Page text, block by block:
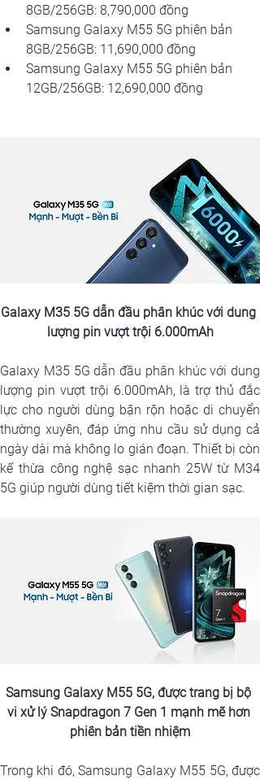
8GB/256GB: 8,790,000 đồng
Samsung Galaxy M55 5G phiên bản
8GB/256GB: 11,690,000 đồng
Samsung Galaxy M55 5G phiên bản
12GB/256GB: 12,690,000 đồng
Galaxy M35 5G dẫn đầu phân khúc với dung
lượng pin vượt trội 6.000mAh
Galaxy M35 5G dẫn đầu phân khúc với dung
lượng pin vượt trội 6.000mAh, là trợ thủ đắc
lực cho người dùng bận rộn hoặc di chuyển
thường xuyên, đáp ứng nhu cầu sử dụng cả
ngày dài mà không lo gián đoạn. Thiết bị còn
kế thừa công nghệ sạc nhanh 25W từ M34
5G giúp người dùng tiết kiệm thời gian sạc.
Samsung Galaxy M55 5G, được trang bị bộ
vi xử lý Snapdragon 7 Gen 1 mạnh mẽ hơn
phiên bản tiền nhiệm
Trong khi đó, Samsung Galaxy M55 5G, được